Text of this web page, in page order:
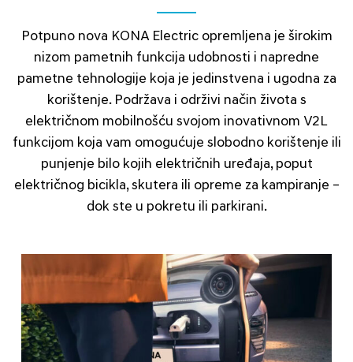
Potpuno nova KONA Electric opremljena je širokim
nizom pametnih funkcija udobnosti i napredne
pametne tehnologije koja je jedinstvena i ugodna za
korištenje. Podržava i održivi način života s
električnom mobilnošću svojom inovativnom V2L
funkcijom koja vam omogućuje slobodno korištenje ili
punjenje bilo kojih električnih uređaja, poput
električnog bicikla, skutera ili opreme za kampiranje –
dok ste u pokretu ili parkirani.